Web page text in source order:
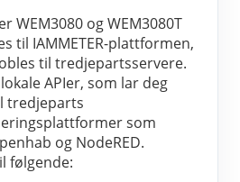
WEM3080 og WEM3080T
til IAMMETER-plattformen,
til tredjepartsservere.
APIer, som lar deg
tredjeparts
som
og NodeRED.
følgende: